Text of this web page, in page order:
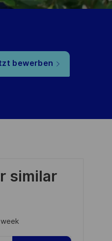
bewerben
similar